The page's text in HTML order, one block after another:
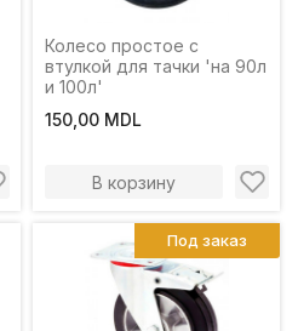
Колесо простое с
втулкой для тачки 'на 90л
и 100л'
150,00 MDL
В корзину
Под заказ